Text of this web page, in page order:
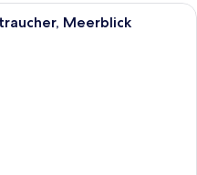
Ein Wohnzimmer mit gestreifter
Meerblick